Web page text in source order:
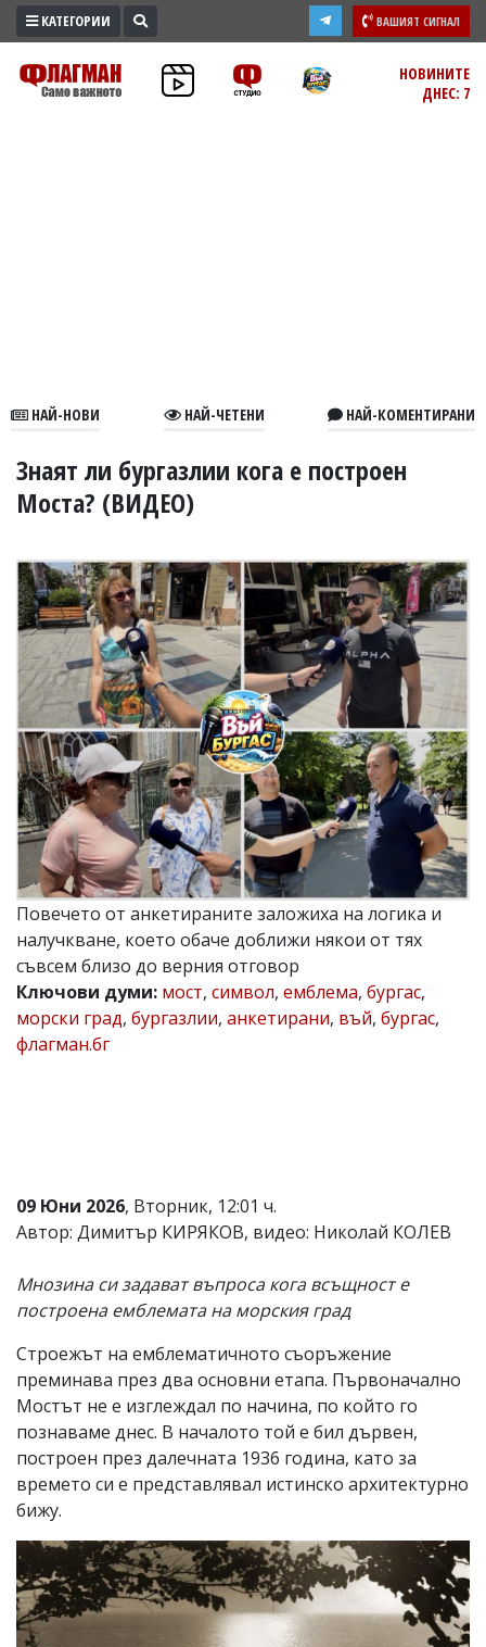
ПРОМО
ЗОНА
В
УКРАЙНА
РАЗСЛЕДВАНЕ
БИЗНЕС
ЮГ
Управители:
Веселин
Василев,
email:
v.vasilev@flagman.bg
Катя
Касабова,
еmail:k.kassabova@flagman.bg
Главен
редактор:
Иван
Колев,
email:
office@flagman.bg
Коментарите
под
статиите
се
отговорност
за
откриете
обиден
вас
коментар,
моля
сигнализирайте
ни!
КАТЕГОРИИ ВАШИЯТ СИГНАЛ
НОВИНИТЕ
ДНЕС: 7
НАЙ-НОВИ НАЙ-ЧЕТЕНИ НАЙ-КОМЕНТИРАНИ
Знаят ли бургазлии кога е построен
Моста? (ВИДЕО)
Повечето от анкетираните заложиха на логика и
налучкване, което обаче доближи някои от тях
съвсем близо до верния отговор
Ключови думи: мост, символ, емблема, бургас,
морски град, бургазлии, анкетирани, въй, бургас,
флагман.бг
09 Юни 2026, Вторник, 12:01 ч.
Автор: Димитър КИРЯКОВ, видео: Николай КОЛЕВ
Мнозина си задават въпроса кога всъщност е
построена емблемата на морския град
Строежът на емблематичното съоръжение
преминава през два основни етапа. Първоначално
Мостът не е изглеждал по начина, по който го
познаваме днес. В началото той е бил дървен,
построен през далечната 1936 година, като за
времето си е представлявал истинско архитектурно
бижу.